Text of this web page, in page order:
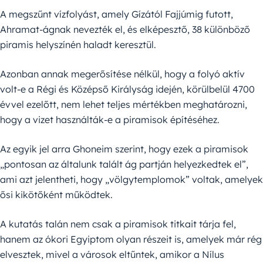
A megszűnt vízfolyást, amely Gízától Fajjúmig futott,
Ahramat-ágnak nevezték el, és elképesztő, 38 különböző
piramis helyszínén haladt keresztül.
Azonban annak megerősítése nélkül, hogy a folyó aktív
volt-e a Régi és Középső Királyság idején, körülbelül 4700
évvel ezelőtt, nem lehet teljes mértékben meghatározni,
hogy a vizet használták-e a piramisok építéséhez.
Az egyik jel arra Ghoneim szerint, hogy ezek a piramisok
„pontosan az általunk talált ág partján helyezkedtek el”,
ami azt jelentheti, hogy „völgytemplomok” voltak, amelyek
ősi kikötőként működtek.
A kutatás talán nem csak a piramisok titkait tárja fel,
hanem az ókori Egyiptom olyan részeit is, amelyek már rég
elvesztek, mivel a városok eltűntek, amikor a Nílus